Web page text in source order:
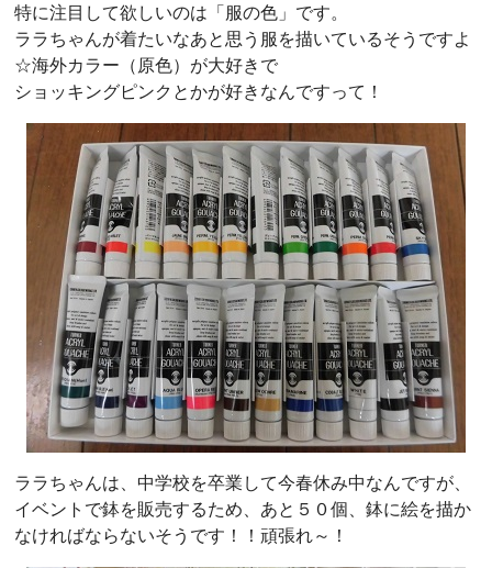
特に注目して欲しいのは「服の色」です。
ララちゃんが着たいなあと思う服を描いているそうですよ
☆海外カラー（原色）が大好きで
ショッキングピンクとかが好きなんですって！
ララちゃんは、中学校を卒業して今春休み中なんですが、
イベントで鉢を販売するため、あと５０個、鉢に絵を描か
なければならないそうです！！頑張れ～！